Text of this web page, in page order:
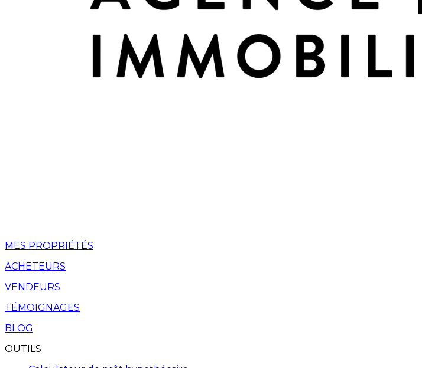
MES PROPRIÉTÉS
ACHETEURS
VENDEURS
TÉMOIGNAGES
BLOG
OUTILS